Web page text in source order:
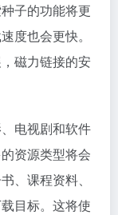
子的功能将更
度也会更快。
磁力链接的安
电视剧和软件
资源类型将会
、课程资料、
目标。这将使